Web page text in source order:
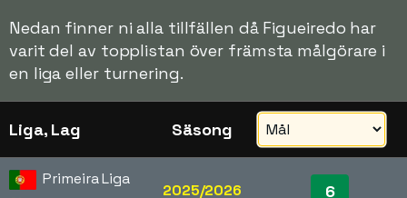
Nedan finner ni alla tillfällen då Figueiredo har
varit del av topplistan över främsta målgörare i
en liga eller turnering.
Liga, Lag Säsong
Primeira Liga
2025/2026 6